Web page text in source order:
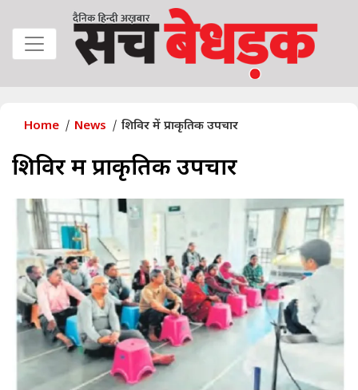
Home News शिविर में प्राकृतिक उपचार
शिविर में प्राकृतिक उपचार